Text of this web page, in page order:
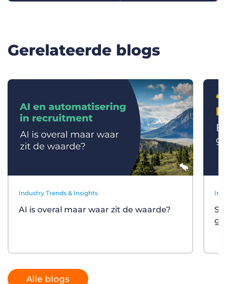
Gerelateerde blogs
Industry Trends & Insights
AI is overal maar waar zit de waarde?
Alle blogs